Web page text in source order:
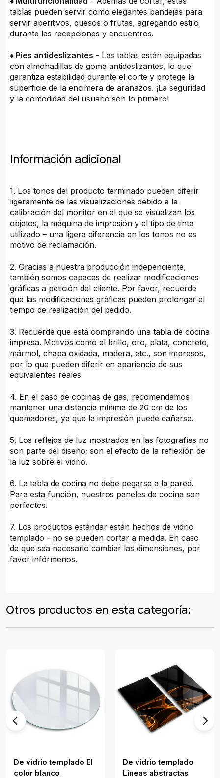
tablas pueden servir como elegantes bandejas para
servir aperitivos, quesos o frutas, agregando estilo
durante las recepciones y encuentros.
♦ Pies antideslizantes - Las tablas están equipadas
con almohadillas de goma antideslizantes, lo que
garantiza estabilidad durante el corte y protege la
superficie de la encimera de arañazos. ¡La seguridad
y la comodidad del usuario son lo primero!
Información adicional
1. Los tonos del producto terminado pueden diferir
ligeramente de las visualizaciones debido a la
calibración del monitor en el que se visualizan los
objetos, la máquina de impresión y el tipo de tinta
utilizado – una ligera diferencia en los tonos no es
motivo de reclamación.
2. Gracias a nuestra producción independiente,
también somos capaces de realizar modificaciones
gráficas a petición del cliente. Por favor, recuerde
que las modificaciones gráficas pueden prolongar el
tiempo de realización del pedido.
3. Recuerde que está comprando una tabla de cocina
impresa. Motivos como el brillo, oro, plata, concreto,
mármol, chapa oxidada, madera, etc., son impresos,
por lo que pueden diferir en apariencia de sus
equivalentes reales.
4. En el caso de cocinas de gas, recomendamos
mantener una distancia mínima de 20 cm de los
quemadores, ya que la impresión puede dañarse.
5. Los reflejos de luz mostrados en las fotografías no
son parte del diseño; son el efecto de la reflexión de
la luz sobre el vidrio.
6. La tabla de cocina no debe pegarse a la pared.
Para esta función, nuestros paneles de cocina son
perfectos.
7. Los productos estándar están hechos de vidrio
templado - no se pueden cortar a medida. En caso
de que sea necesario cambiar las dimensiones, por
favor infórmenos.
Otros productos en esta categoría:
De vidrio templado El
color blanco
De vidrio templado
Líneas abstractas